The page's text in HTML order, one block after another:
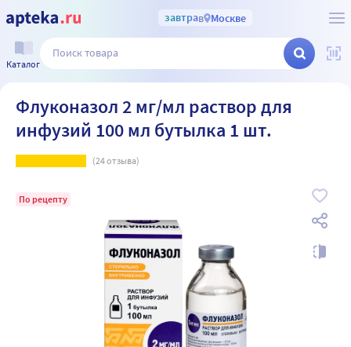
завтрав Москве
Каталог
Флуконазол 2 мг/мл раствор для
инфузий 100 мл бутылка 1 шт.
(24отзыва)
По рецепту